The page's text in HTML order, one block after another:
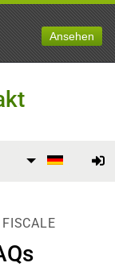
Ansehen